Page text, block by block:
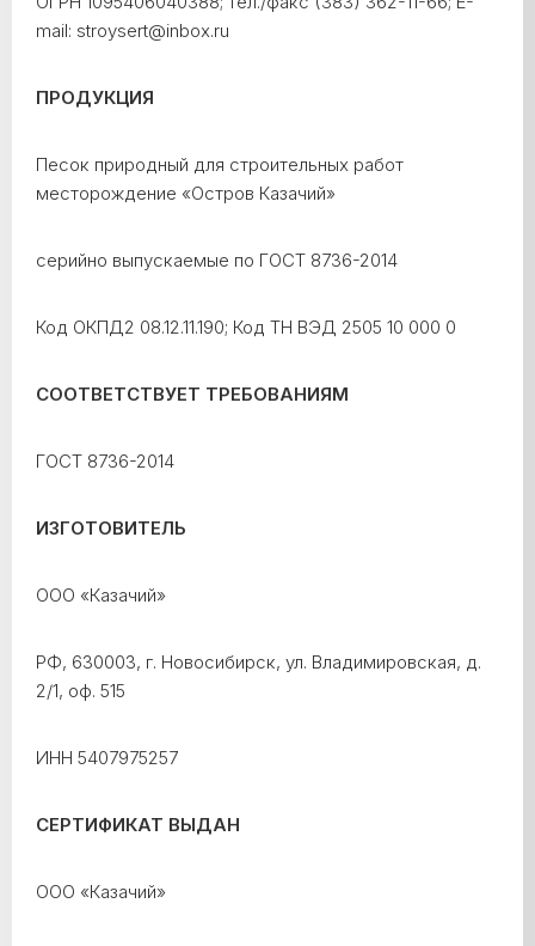
mail: stroysert@inbox.ru
ПРОДУКЦИЯ
Песок природный для строительных работ
месторождение «Остров Казачий»
серийно выпускаемые по ГОСТ 8736-2014
Код ОКПД2 08.12.11.190; Код ТН ВЭД 2505 10 000 0
СООТВЕТСТВУЕТ ТРЕБОВАНИЯМ
ГОСТ 8736-2014
ИЗГОТОВИТЕЛЬ
ООО «Казачий»
РФ, 630003, г. Новосибирск, ул. Владимировская, д.
2/1, оф. 515
ИНН 5407975257
СЕРТИФИКАТ ВЫДАН
ООО «Казачий»